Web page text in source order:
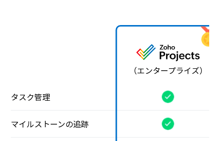
（エンタープライズ）
タスク管理
マイルストーンの追跡